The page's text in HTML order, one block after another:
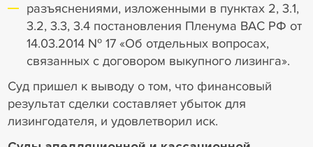
разъяснениями, изложенными в пунктах 2, 3.1,
3.2, 3.3, 3.4 постановления Пленума ВАС РФ от
14.03.2014 № 17 «Об отдельных вопросах,
связанных с договором выкупного лизинга».
Суд пришел к выводу о том, что финансовый
результат сделки составляет убыток для
лизингодателя, и удовлетворил иск.